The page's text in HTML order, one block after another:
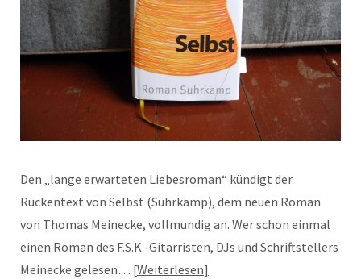
Den „lange erwarteten Liebesroman“ kündigt der
Rückentext von Selbst (Suhrkamp), dem neuen Roman
von Thomas Meinecke, vollmundig an. Wer schon einmal
einen Roman des F.S.K.-Gitarristen, DJs und Schriftstellers
Meinecke gelesen… Weiterlesen